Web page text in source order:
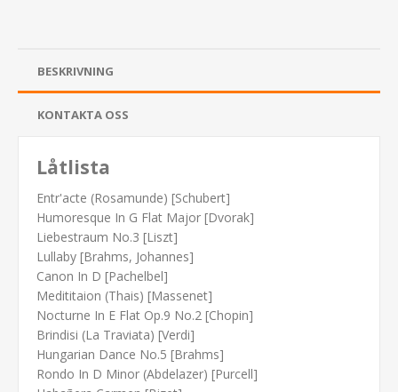
BESKRIVNING
KONTAKTA OSS
Låtlista
Entr'acte (Rosamunde) [Schubert]
Humoresque In G Flat Major [Dvorak]
Liebestraum No.3 [Liszt]
Lullaby [Brahms, Johannes]
Canon In D [Pachelbel]
Medititaion (Thais) [Massenet]
Nocturne In E Flat Op.9 No.2 [Chopin]
Brindisi (La Traviata) [Verdi]
Hungarian Dance No.5 [Brahms]
Rondo In D Minor (Abdelazer) [Purcell]